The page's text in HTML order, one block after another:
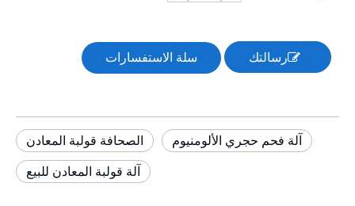
رسالتك سلة الاستفسارات
الصحافة قولبة المعادن آلة فحم حجري الألومنيوم
آلة قولبة المعادن للبيع